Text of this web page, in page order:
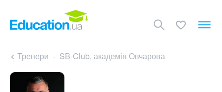
Тренери SB-Club, академія Овчарова